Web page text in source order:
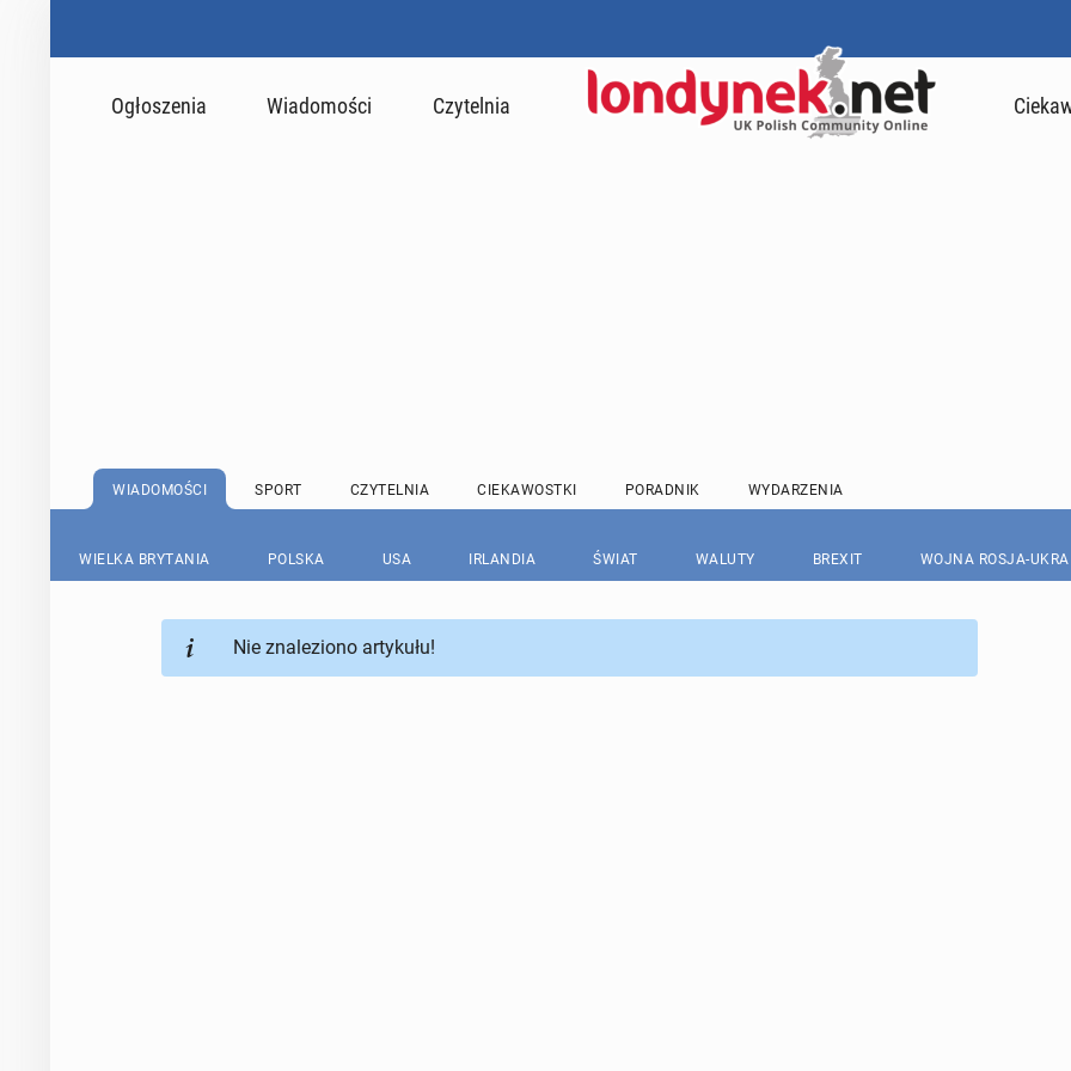
Ogłoszenia Wiadomości Czytelnia
WIADOMOŚCI SPORT CZYTELNIA CIEKAWOSTKI PORADNIK WYDARZENIA
WIELKA BRYTANIA POLSKA USA IRLANDIA ŚWIAT WALUTY BREXIT WOJNA ROSJA-
Nie znaleziono artykułu!